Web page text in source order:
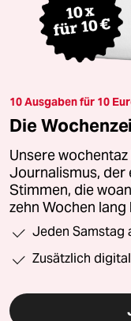
10 Ausgaben für 10
Die
Unsere
Journalismus, der
Stimmen, die
zehn Wochen lang
Jeden Samstag
Zusätzlich